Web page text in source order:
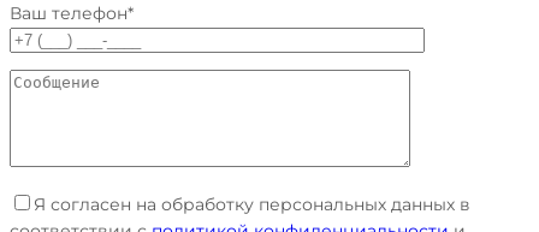
Ваш телефон*
Я согласен на обработку персональных данных в